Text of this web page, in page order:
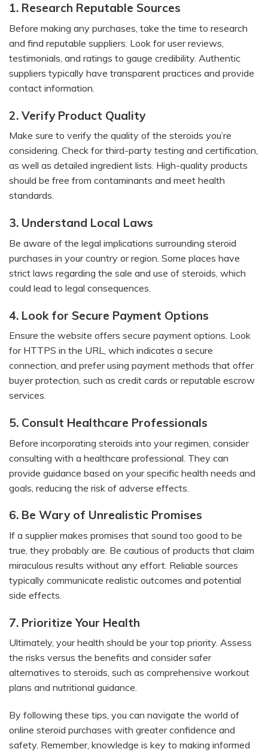
1. Research Reputable Sources
Before making any purchases, take the time to research
and find reputable suppliers. Look for user reviews,
testimonials, and ratings to gauge credibility. Authentic
suppliers typically have transparent practices and provide
contact information.
2. Verify Product Quality
Make sure to verify the quality of the steroids you’re
considering. Check for third-party testing and certification,
as well as detailed ingredient lists. High-quality products
should be free from contaminants and meet health
standards.
3. Understand Local Laws
Be aware of the legal implications surrounding steroid
purchases in your country or region. Some places have
strict laws regarding the sale and use of steroids, which
could lead to legal consequences.
4. Look for Secure Payment Options
Ensure the website offers secure payment options. Look
for HTTPS in the URL, which indicates a secure
connection, and prefer using payment methods that offer
buyer protection, such as credit cards or reputable escrow
services.
5. Consult Healthcare Professionals
Before incorporating steroids into your regimen, consider
consulting with a healthcare professional. They can
provide guidance based on your specific health needs and
goals, reducing the risk of adverse effects.
6. Be Wary of Unrealistic Promises
If a supplier makes promises that sound too good to be
true, they probably are. Be cautious of products that claim
miraculous results without any effort. Reliable sources
typically communicate realistic outcomes and potential
side effects.
7. Prioritize Your Health
Ultimately, your health should be your top priority. Assess
the risks versus the benefits and consider safer
alternatives to steroids, such as comprehensive workout
plans and nutritional guidance.
By following these tips, you can navigate the world of
online steroid purchases with greater confidence and
safety. Remember, knowledge is key to making informed